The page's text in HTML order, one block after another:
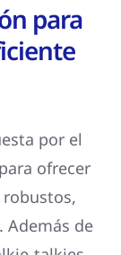
para
por el
ofrecer
Además de